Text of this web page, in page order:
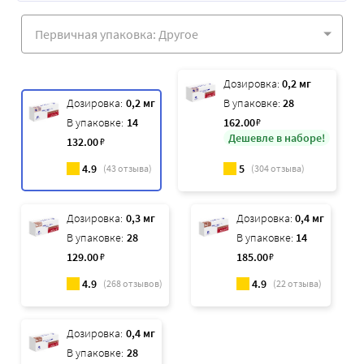
Дозировка: 0,2 мг
В упаковке: 14
132.00₽
4.9 (43отзыва)
Дозировка: 0,2 мг
В упаковке: 28
162.00₽
Дешевле в наборе!
5 (304отзыва)
Дозировка: 0,3 мг
В упаковке: 28
129.00₽
4.9 (268отзывов)
Дозировка: 0,4 мг
В упаковке: 14
185.00₽
4.9 (22отзыва)
Дозировка: 0,4 мг
В упаковке: 28